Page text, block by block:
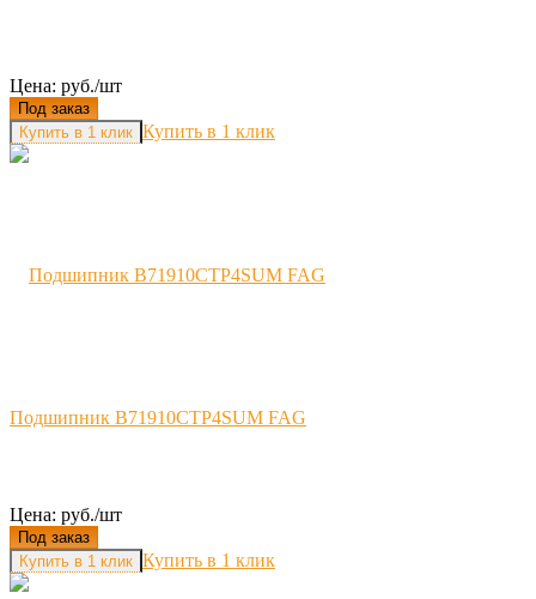
Цена: руб./шт
Под заказ
Купить в 1 клик
Подшипник B71910CTP4SUM FAG
Цена: руб./шт
Под заказ
Купить в 1 клик